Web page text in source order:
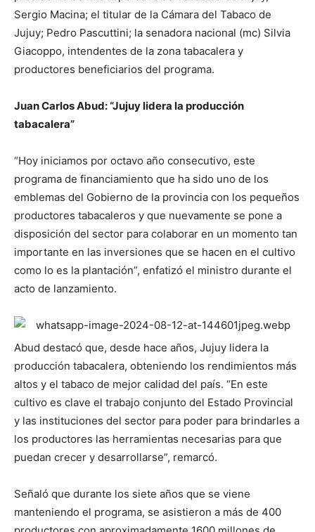
Sergio Macina; el titular de la Cámara del Tabaco de
Jujuy; Pedro Pascuttini; la senadora nacional (mc) Silvia
Giacoppo, intendentes de la zona tabacalera y
productores beneficiarios del programa.
Juan Carlos Abud: “Jujuy lidera la producción
tabacalera”
“Hoy iniciamos por octavo año consecutivo, este
programa de financiamiento que ha sido uno de los
emblemas del Gobierno de la provincia con los pequeños
productores tabacaleros y que nuevamente se pone a
disposición del sector para colaborar en un momento tan
importante en las inversiones que se hacen en el cultivo
como lo es la plantación”, enfatizó el ministro durante el
acto de lanzamiento.
Abud destacó que, desde hace años, Jujuy lidera la
producción tabacalera, obteniendo los rendimientos más
altos y el tabaco de mejor calidad del país. “En este
cultivo es clave el trabajo conjunto del Estado Provincial
y las instituciones del sector para poder para brindarles a
los productores las herramientas necesarias para que
puedan crecer y desarrollarse”, remarcó.
Señaló que durante los siete años que se viene
manteniendo el programa, se asistieron a más de 400